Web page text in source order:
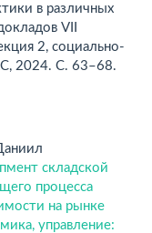
в различных
VII
2, социально-
2024. С. 63–68.
складской
процесса
на рынке
управление: